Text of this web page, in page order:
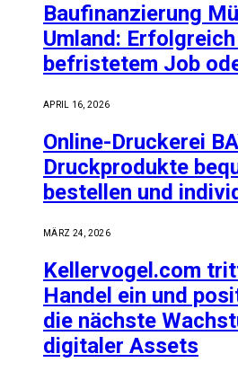
Baufinanzierung
Umland:
befristetem Job
APRIL 16, 2026
Online-Druckerei
Druckprodukte
bestellen und
MÄRZ 24, 2026
Kellervogel.com
Handel ein und
die nächste
digitaler Assets